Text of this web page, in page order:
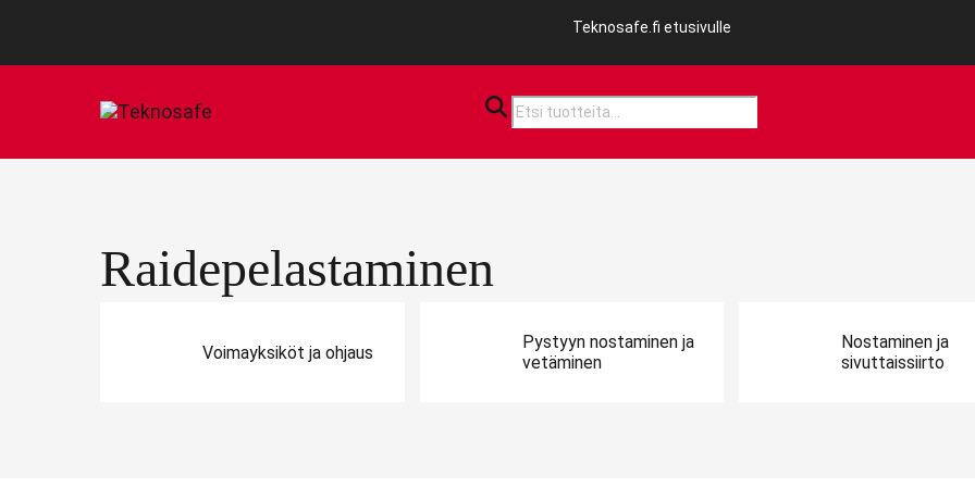
Teknosafe.fi etusivulle
Products
search
Raidepelastaminen
Voimayksiköt ja ohjaus
Pystyyn nostaminen ja
vetäminen
Nostaminen ja
sivuttaissiirto